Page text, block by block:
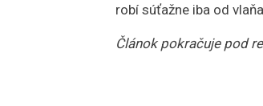
robí súťažne iba od
Článok pokračuje pod